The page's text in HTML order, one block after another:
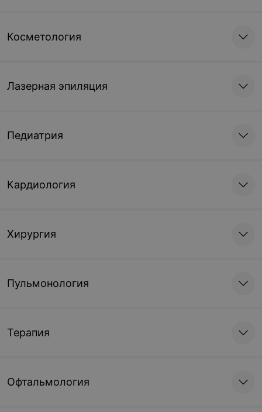
Косметология
Лазерная эпиляция
Педиатрия
Кардиология
Хирургия
Пульмонология
Терапия
Офтальмология